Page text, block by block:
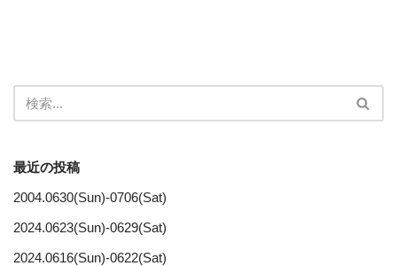
最近の投稿
2004.0630(Sun)-0706(Sat)
2024.0623(Sun)-0629(Sat)
2024.0616(Sun)-0622(Sat)